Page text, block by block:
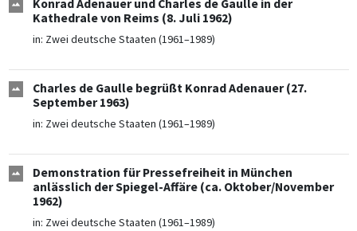
Konrad Adenauer und Charles de Gaulle in der
Kathedrale von Reims (8. Juli 1962)
in: Zwei deutsche Staaten (1961–1989)
Charles de Gaulle begrüßt Konrad Adenauer (27.
September 1963)
in: Zwei deutsche Staaten (1961–1989)
Demonstration für Pressefreiheit in München
anlässlich der Spiegel-Affäre (ca. Oktober/November
1962)
in: Zwei deutsche Staaten (1961–1989)